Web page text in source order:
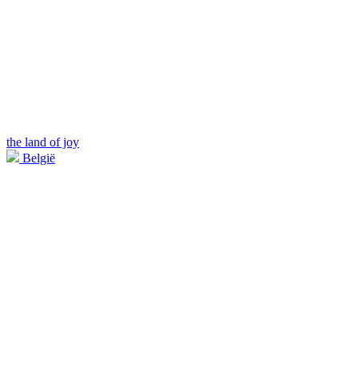
the land of joy
België